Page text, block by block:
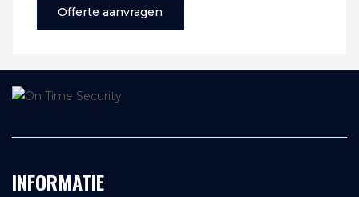
Offerte aanvragen
INFORMATIE